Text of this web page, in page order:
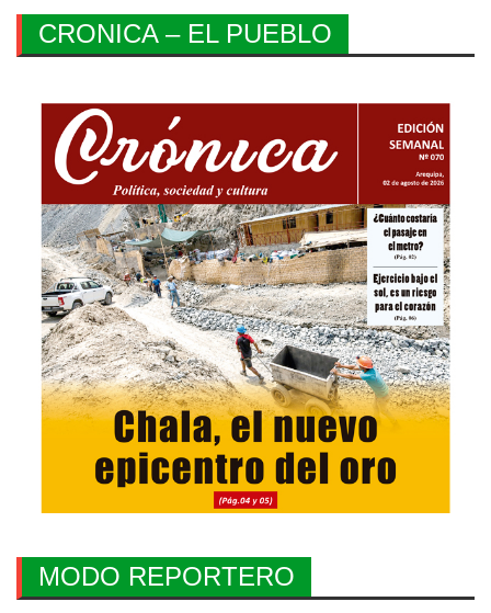
CRONICA – EL PUEBLO
MODO REPORTERO